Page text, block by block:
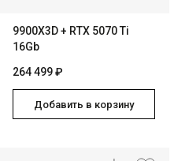
9900X3D + RTX 5070 Ti
16Gb
264 499 ₽
Добавить в корзину